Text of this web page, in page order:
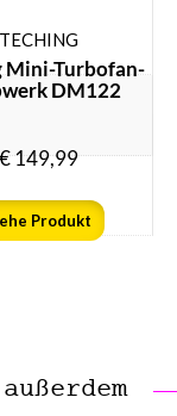
TECHING
Mini-Turbofan-
DM122
149,99
Produkt